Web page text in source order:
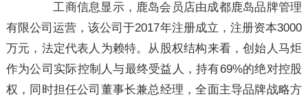
工商信息显示，鹿岛会员店由成都鹿岛品牌管理
有限公司运营，该公司于2017年注册成立，注册资本3000
万元，法定代表人为赖特。从股权结构来看，创始人马炬
作为公司实际控制人与最终受益人，持有69%的绝对控股
权，同时担任公司董事长兼总经理，全面主导品牌战略方